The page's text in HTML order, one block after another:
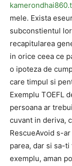
mele. Exista
subconstientul
recapitularea
in orice ceea ce
o ipoteza de
care timpul si
Exemplu TOEFL
persoana ar
cuvant in deriva,
RescueAvoid s-
parea, dar si sa-
exemplu, aman